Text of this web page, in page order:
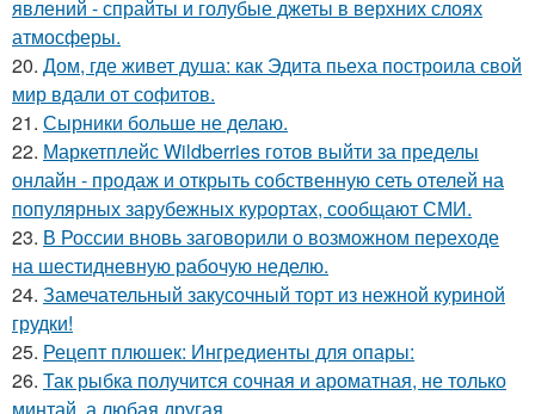
явлений - спрайты и голубые джеты в верхних слоях
атмосферы.
20. Дом, где живет душа: как Эдита пьеха построила свой
мир вдали от софитов.
21. Сырники больше не делаю.
22. Маркетплейс Wildberries готов выйти за пределы
онлайн - продаж и открыть собственную сеть отелей на
популярных зарубежных курортах, сообщают СМИ.
23. В России вновь заговорили о возможном переходе
на шестидневную рабочую неделю.
24. Замечательный закусочный торт из нежной куриной
грудки!
25. Рецепт плюшек: Ингредиенты для опары:
26. Так рыбка получится сочная и ароматная, не только